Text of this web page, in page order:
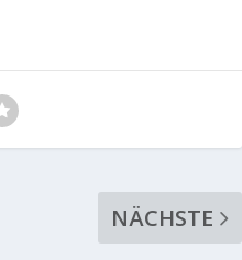
NÄCHSTE